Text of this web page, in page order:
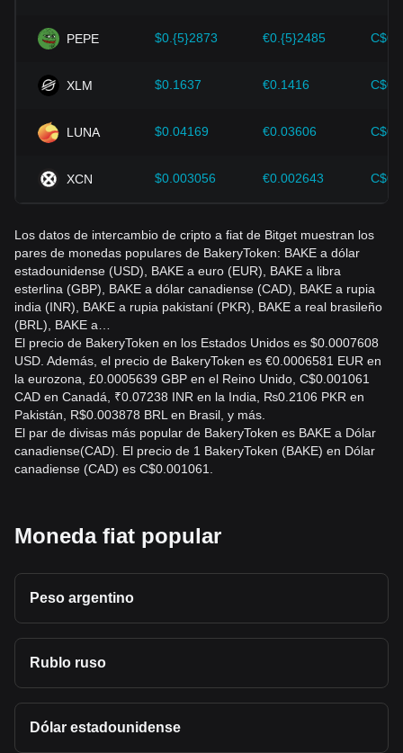
tomar decisiones equivocadas. Tras considerar estos
factores, los inversores también deben monitorear de cerca
sus estrategias de inversión en consecuencia en un
PEPE $0.{5}2873 €0.{5}2485
XLM $0.1637 €0.1416
LUNA $0.04169 €0.03606
XCN $0.003056 €0.002643
Los datos de intercambio de cripto a fiat de Bitget muestran los
pares de monedas populares de BakeryToken: BAKE a dólar
estadounidense (USD), BAKE a euro (EUR), BAKE a libra
esterlina (GBP), BAKE a dólar canadiense (CAD), BAKE a rupia
india (INR), BAKE a rupia pakistaní (PKR), BAKE a real brasileño
(BRL), BAKE a…
El precio de BakeryToken en los Estados Unidos es $0.0007608
USD. Además, el precio de BakeryToken es €0.0006581 EUR en
la eurozona, £0.0005639 GBP en el Reino Unido, C$0.001061
CAD en Canadá, ₹0.07238 INR en la India, ₨0.2106 PKR en
Pakistán, R$0.003878 BRL en Brasil, y más.
El par de divisas más popular de BakeryToken es BAKE a Dólar
canadiense(CAD). El precio de 1 BakeryToken (BAKE) en Dólar
canadiense (CAD) es C$0.001061.
Moneda fiat popular
Peso argentino
Rublo ruso
Dólar estadounidense